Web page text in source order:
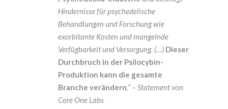
Hindernisse für psychedelische
Behandlungen und Forschung wie
exorbitante Kosten und mangelnde
Verfügbarkeit und Versorgung. (…) Dieser
Durchbruch in der Psilocybin-
Produktion kann die gesamte
Branche verändern.“ – Statement von
Core One Labs